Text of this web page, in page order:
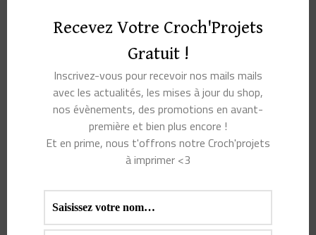
X Facebook Pinterest
Recevez Votre Croch'Projets
Gratuit !
Inscrivez-vous pour recevoir nos mails mails
avec les actualités, les mises à jour du shop,
nos évènements, des promotions en avant-
première et bien plus encore !
Et en prime, nous t'offrons notre Croch'projets
à imprimer <3